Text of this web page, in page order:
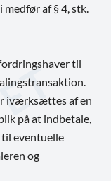
af § 4, stk.
til
iværksættes af en
på at indbetale,
eventuelle
og